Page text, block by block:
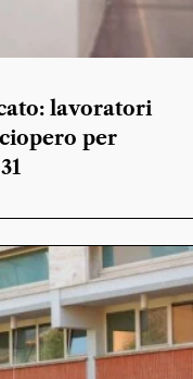
lavoratori
per